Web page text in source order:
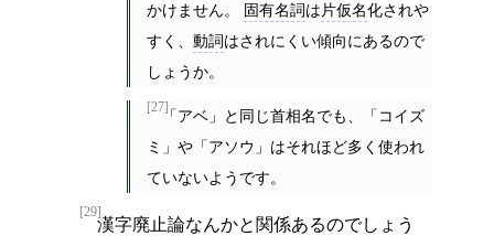
かけません。 固有名詞は片仮名化されや
すく、 動詞はされにくい傾向にあるので
しょうか。
[27]「アベ」と同じ首相名でも、「コイズ
ミ」や「アソウ」はそれほど多く使われ
ていないようです。
[29]
漢字廃止論なんかと関係あるのでしょう